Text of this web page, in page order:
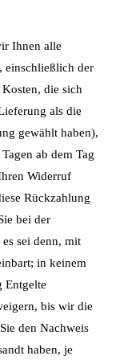
Ihnen alle
einschließlich der
die sich
als die
gewählt haben),
ab dem Tag
Widerruf
Rückzahlung
bei der
sei denn, mit
in keinem
Entgelte
bis wir die
den Nachweis
haben, je